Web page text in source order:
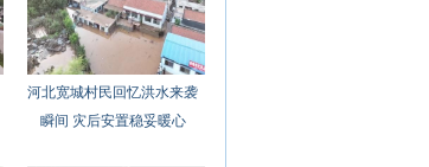
河北宽城村民回忆洪水来袭
瞬间 灾后安置稳妥暖心